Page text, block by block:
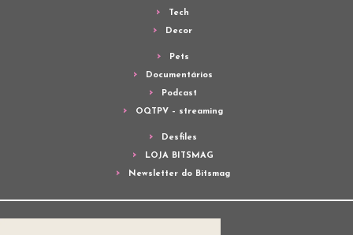
Tech
Decor
Pets
Documentários
Podcast
OQTPV – streaming
Desfiles
LOJA BITSMAG
Newsletter do Bitsmag